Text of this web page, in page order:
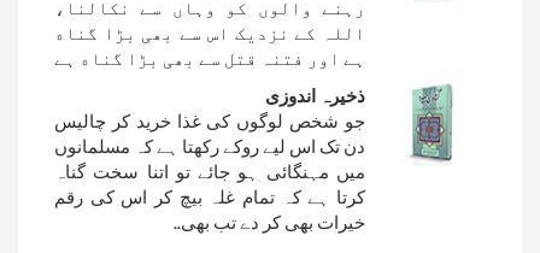
رہنے والوں کو وہاں سے نکالنا،
اللہ کے نزدیک اس سے بھی بڑا گناه
ہے اور فتنہ قتل سے بھی بڑا گناه ہے
ذخیرہ اندوزی
جو شخص لوگوں کی غذا خرید کر چالیس
دن تک اس لیے روکے رکھتا ہے کہ مسلمانوں
میں مہنگائی ہو جائے تو اتنا سخت گناہ
کرتا ہے کہ تمام غلہ بیچ کر اس کی رقم
خیرات بھی کر دے تب بھی..